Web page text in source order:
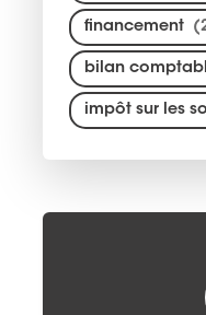
financement
bilan
impôt sur les